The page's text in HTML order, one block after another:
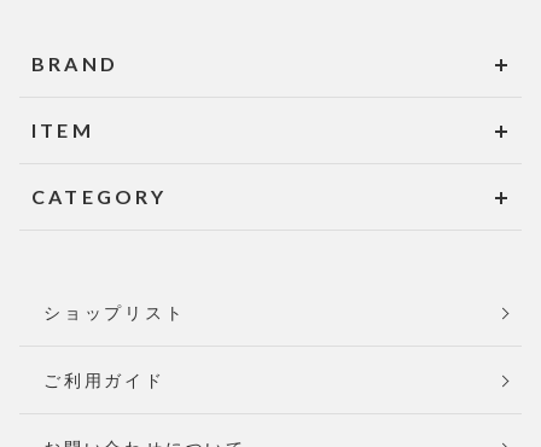
BRAND
ITEM
CATEGORY
ショップリスト
ご利用ガイド